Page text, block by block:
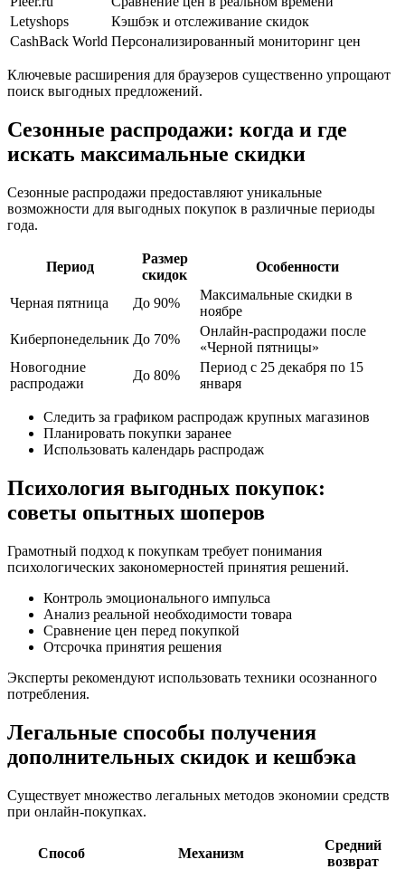
Letyshops
Кэшбэк и отслеживание скидок
CashBack World Персонализированный мониторинг цен
Ключевые расширения для браузеров существенно упрощают
поиск выгодных предложений.
Сезонные распродажи: когда и где
искать максимальные скидки
Сезонные распродажи предоставляют уникальные
возможности для выгодных покупок в различные периоды
года.
Период
Размер
скидок
Особенности
Черная пятница До 90%
Максимальные скидки в
ноябре
Киберпонедельник До 70%
Онлайн-распродажи после
«Черной пятницы»
Новогодние
распродажи
До 80%
Период с 25 декабря по 15
января
Следить за графиком распродаж крупных магазинов
Планировать покупки заранее
Использовать календарь распродаж
Психология выгодных покупок:
советы опытных шоперов
Грамотный подход к покупкам требует понимания
психологических закономерностей принятия решений.
Контроль эмоционального импульса
Анализ реальной необходимости товара
Сравнение цен перед покупкой
Отсрочка принятия решения
Эксперты рекомендуют использовать техники осознанного
потребления.
Легальные способы получения
дополнительных скидок и кешбэка
Существует множество легальных методов экономии средств
при онлайн-покупках.
Способ Механизм
Средний
возврат